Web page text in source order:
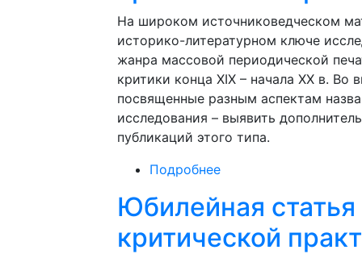
На широком источниковедческом
историко-литературном ключе
жанра массовой периодической
критики конца XIX – начала XX в.
посвященные разным аспектам
исследования – выявить
публикаций этого типа.
Подробнее
Юбилейная
критической